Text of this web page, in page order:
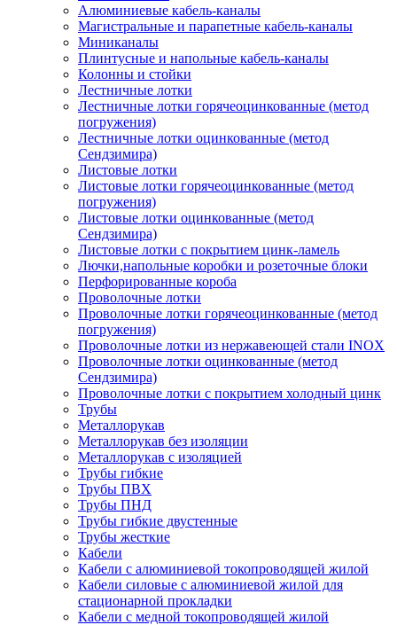
Алюминиевые кабель-каналы
Магистральные и парапетные кабель-каналы
Миниканалы
Плинтусные и напольные кабель-каналы
Колонны и стойки
Лестничные лотки
Лестничные лотки горячеоцинкованные (метод
погружения)
Лестничные лотки оцинкованные (метод
Сендзимира)
Листовые лотки
Листовые лотки горячеоцинкованные (метод
погружения)
Листовые лотки оцинкованные (метод
Сендзимира)
Листовые лотки с покрытием цинк-ламель
Лючки,напольные коробки и розеточные блоки
Перфорированные короба
Проволочные лотки
Проволочные лотки горячеоцинкованные (метод
погружения)
Проволочные лотки из нержавеющей стали INOX
Проволочные лотки оцинкованные (метод
Сендзимира)
Проволочные лотки с покрытием холодный цинк
Трубы
Металлорукав
Металлорукав без изоляции
Металлорукав с изоляцией
Трубы гибкие
Трубы ПВХ
Трубы ПНД
Трубы гибкие двустенные
Трубы жесткие
Кабели
Кабели с алюминиевой токопроводящей жилой
Кабели силовые с алюминиевой жилой для
стационарной прокладки
Кабели с медной токопроводящей жилой